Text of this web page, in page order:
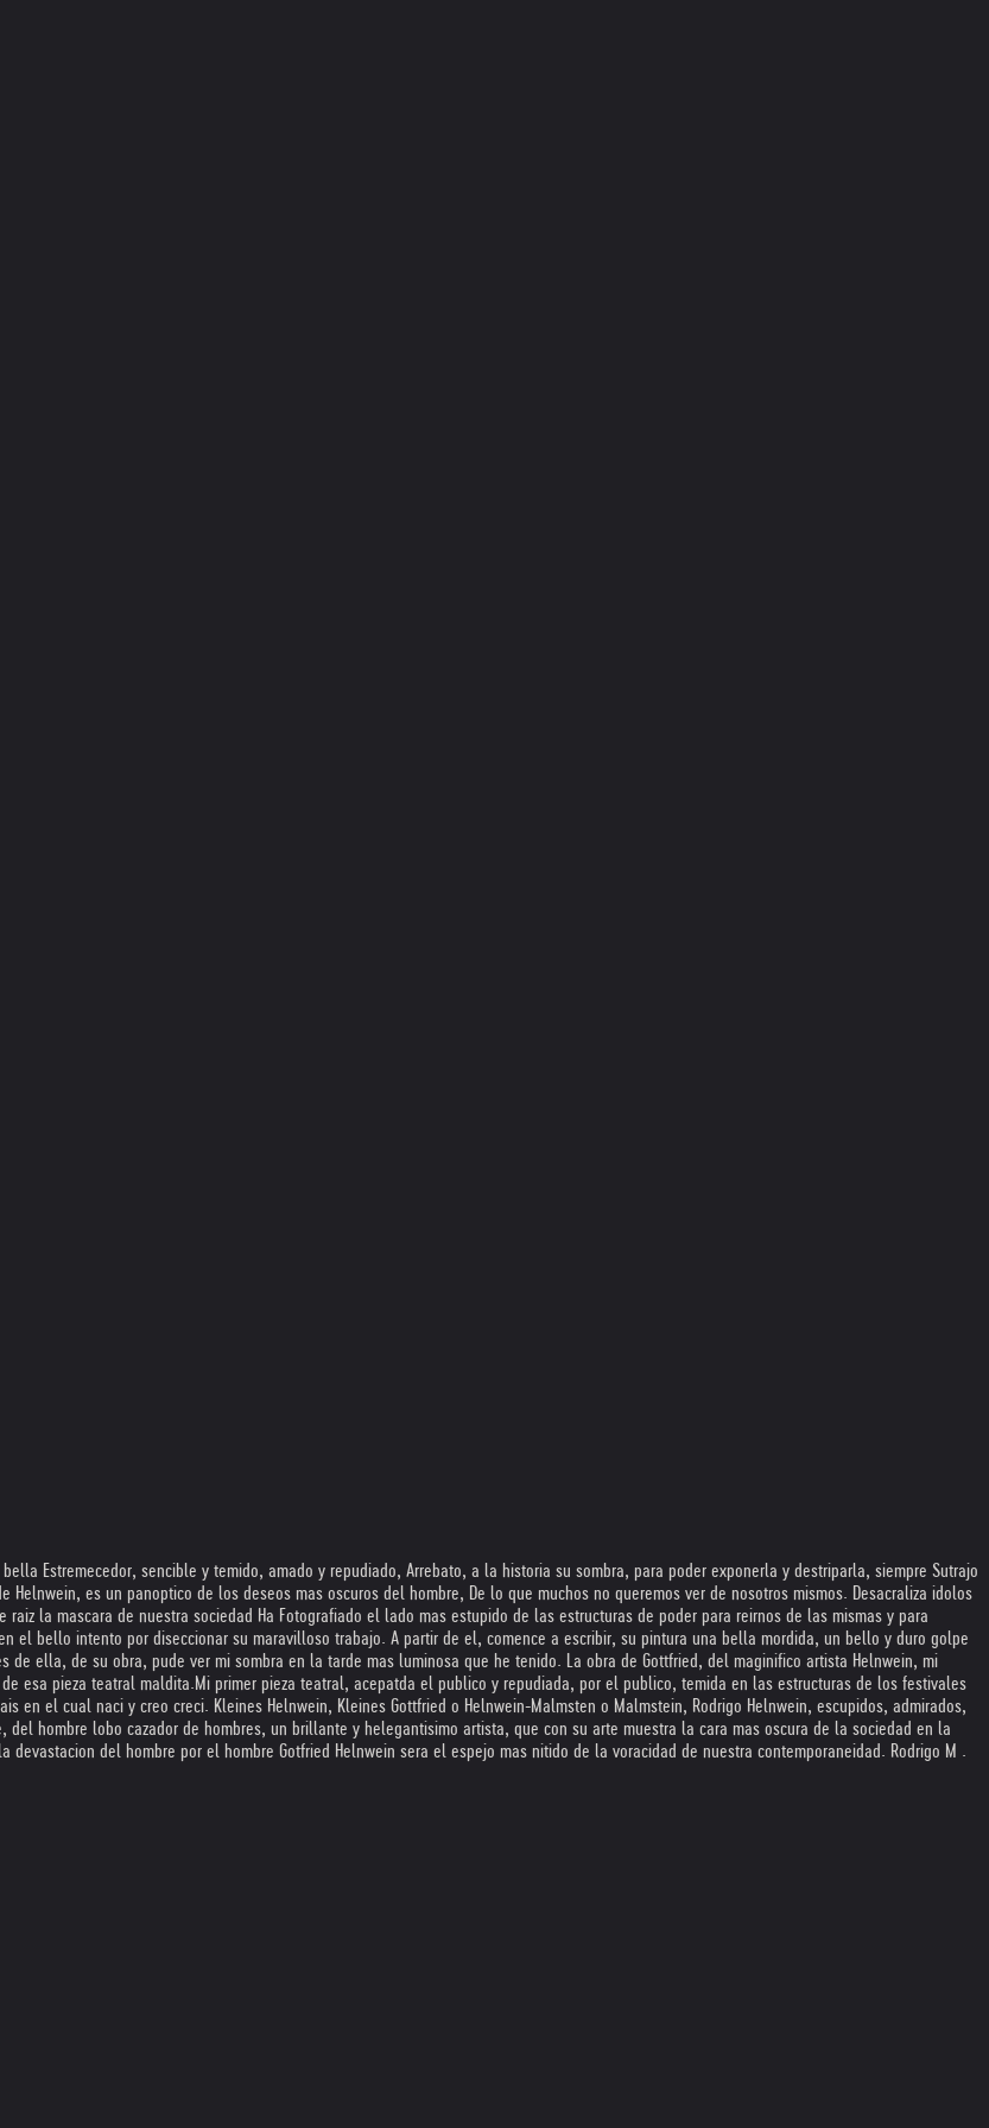
Estremecedor, sencible y temido, amado y repudiado, Arrebato, a la historia su sombra, para poder exponerla y destriparla, siempre Sutrajo
es un panoptico de los deseos mas oscuros del hombre, De lo que muchos no queremos ver de nosotros mismos. Desacraliza idolos
la mascara de nuestra sociedad Ha Fotografiado el lado mas estupido de las estructuras de poder para reirnos de las mismas y para
el bello intento por diseccionar su maravilloso trabajo. A partir de el, comence a escribir, su pintura una bella mordida, un bello y duro golpe
ella, de su obra, pude ver mi sombra en la tarde mas luminosa que he tenido. La obra de Gottfried, del maginifico artista Helnwein, mi
esa pieza teatral maldita.Mi primer pieza teatral, acepatda el publico y repudiada, por el publico, temida en las estructuras de los festivales
en el cual naci y creo creci. Kleines Helnwein, Kleines Gottfried o Helnwein-Malmsten o Malmstein, Rodrigo Helnwein, escupidos, admirados,
hombre lobo cazador de hombres, un brillante y helegantisimo artista, que con su arte muestra la cara mas oscura de la sociedad en la
del hombre por el hombre Gotfried Helnwein sera el espejo mas nitido de la voracidad de nuestra contemporaneidad. Rodrigo M .